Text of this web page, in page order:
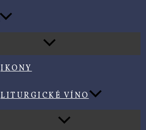
IKONY
LITURGICKÉ VÍNO